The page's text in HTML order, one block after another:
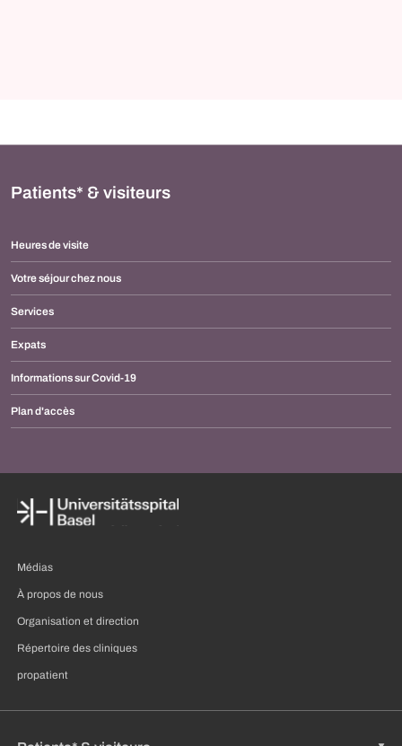
Patients* & visiteurs
Heures de visite
Votre séjour chez nous
Services
Expats
Informations sur Covid-19
Plan d'accès
Médias
À propos de nous
Organisation et direction
Répertoire des cliniques
propatient